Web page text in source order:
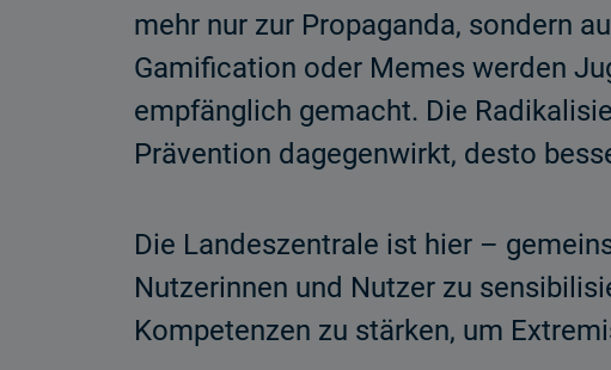
mehr nur zur Propaganda, sondern
Gamification oder Memes werden
empfänglich gemacht. Die
Prävention dagegenwirkt, desto
Die Landeszentrale ist hier –
Nutzerinnen und Nutzer zu
Kompetenzen zu stärken, um